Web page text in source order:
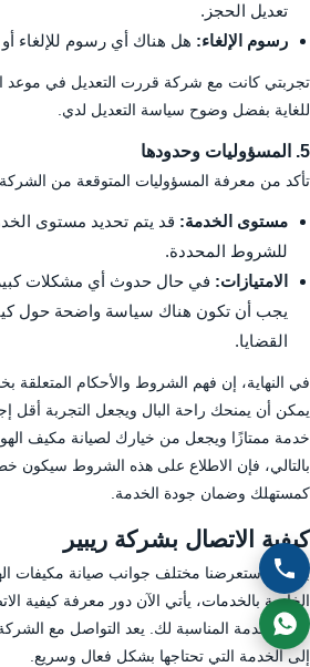
تعديل الحجز.
رسوم الإلغاء: هل هناك أي رسوم للإلغاء أو
تجربتي كانت مع شركة قررت التعديل في موعد
للغاية بفضل وضوح سياسة التعديل لدي.
5. المسؤوليات وحدودها
تأكد من معرفة المسؤوليات المتوقعة من
مستوى الخدمة: قد يتم تحديد مستوى
للشروط المحددة.
الامتيازات: في حال حدوث أي مشكلات
يجب أن تكون هناك سياسة واضحة حول
القضايا.
في النهاية، إن فهم الشروط والأحكام المتعلقة
يمكن أن يمنحك راحة البال ويجعل التجربة أقل
خدمة ممتازًا ويجعل من خيارك لصيانة مكيف
بالتالي، فإن الاطلاع على هذه الشروط سيكون
كمستهلك وضمان جودة الخدمة.
كيفية الاتصال بشركة ريبير
بعد أن استعرضنا مختلف جوانب صيانة مكيفات
الخاصة بالخدمات، يأتي الآن دور معرفة كيفية
على الخدمة المناسبة لك. يعد التواصل مع
إلى الخدمة التي تحتاجها بشكل فعال وسريع.